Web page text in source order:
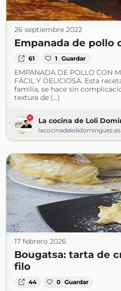
26 septiembre 2022
Empanada de pollo
61 1 Guardar
EMPANADA DE POLLO CON
FÁCIL Y DELICIOSA. Esta
familia, se hace sin
textura de (...)
La cocina de Loli
lacocinadelolidominguez.es
17 febrero 2026
Bougatsa: tarta de
filo
44 0 Guardar